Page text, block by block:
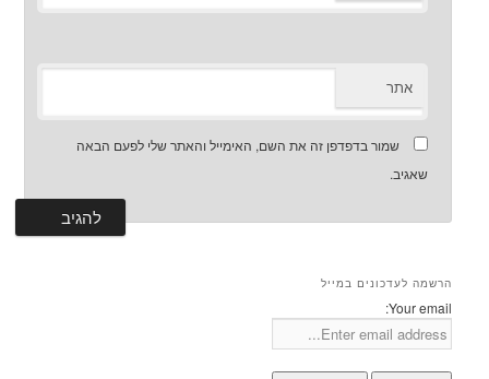
אתר
שמור בדפדפן זה את השם, האימייל והאתר שלי לפעם הבאה
שאגיב.
הרשמה לעדכונים במייל
Your email: